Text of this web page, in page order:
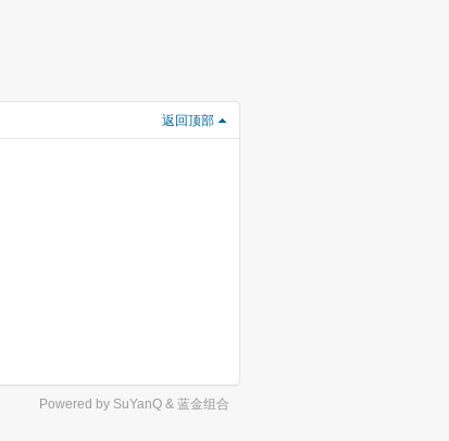
返回顶部
Powered by SuYanQ & 蓝金组合